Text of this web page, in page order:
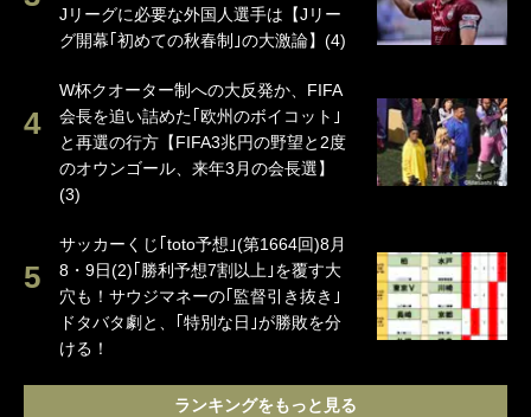
Jリーグに必要な外国人選手は【Jリー
グ開幕｢初めての秋春制｣の大激論】(4)
W杯クオーター制への大反発か、FIFA
会長を追い詰めた｢欧州のボイコット｣
と再選の行方【FIFA3兆円の野望と2度
のオウンゴール、来年3月の会長選】
(3)
サッカーくじ｢toto予想｣(第1664回)8月
8・9日(2)｢勝利予想7割以上｣を覆す大
穴も！サウジマネーの｢監督引き抜き｣
ドタバタ劇と、｢特別な日｣が勝敗を分
ける！
ランキングをもっと見る